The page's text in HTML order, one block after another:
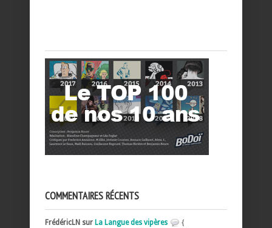
COMMENTAIRES RÉCENTS
FrédéricLN sur La Langue des vipères
{